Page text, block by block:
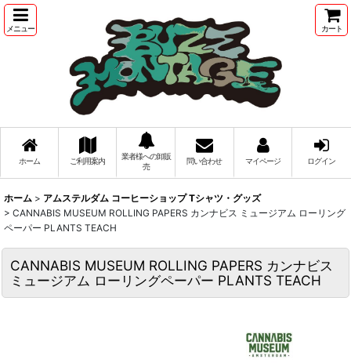
メニュー カート
ホーム ご利用案内
業者様への卸販
売
問い合わせ マイページ ログイン
ホーム > アムステルダム コーヒーショップ Tシャツ・グッズ
> CANNABIS MUSEUM ROLLING PAPERS カンナビス ミュージアム ローリング
ペーパー PLANTS TEACH
CANNABIS MUSEUM ROLLING PAPERS カンナビス
ミュージアム ローリングペーパー PLANTS TEACH